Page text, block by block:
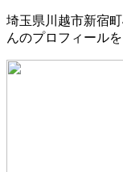
埼玉県川越市新宿
んのプロフィール